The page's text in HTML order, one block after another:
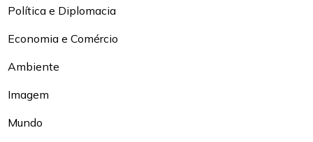
Política e Diplomacia
Economia e Comércio
Ambiente
Imagem
Mundo